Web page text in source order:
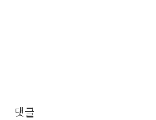
댓글